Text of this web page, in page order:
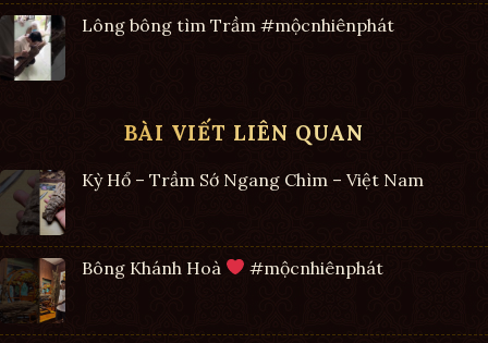
Lông bông tìm Trầm #mộcnhiênphát
BÀI VIẾT LIÊN QUAN
Kỳ Hổ – Trầm Sớ Ngang Chìm – Việt Nam
Bông Khánh Hoà #mộcnhiênphát